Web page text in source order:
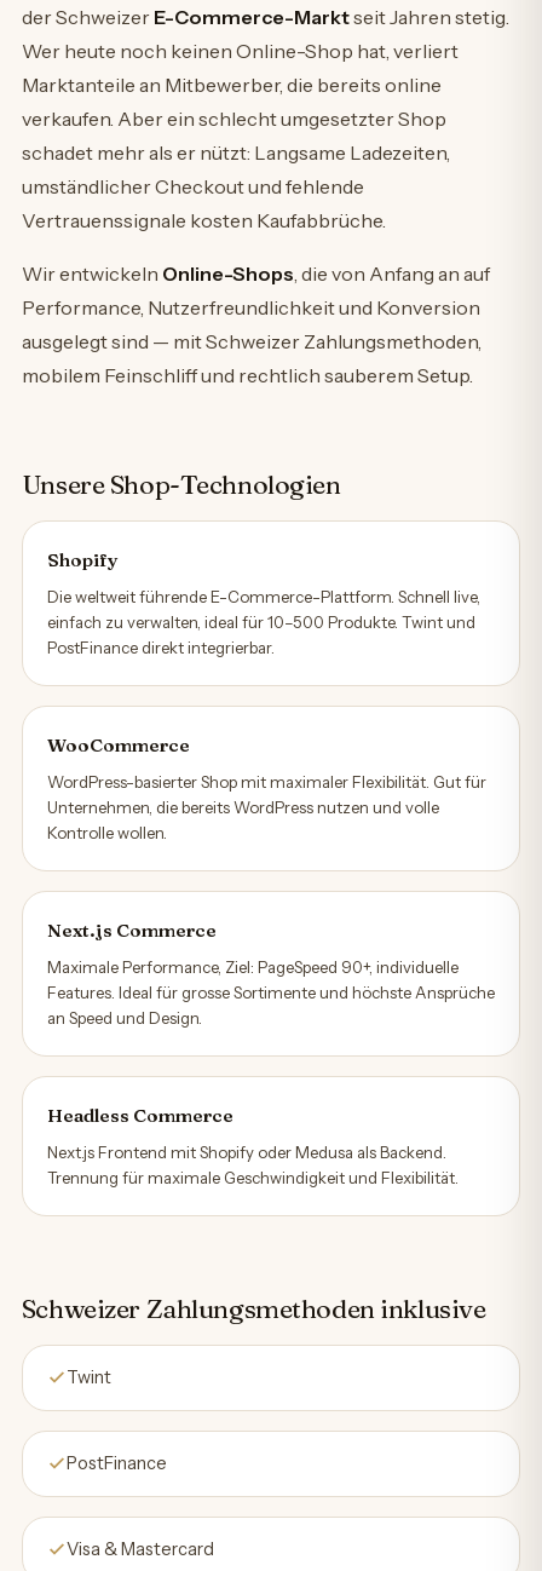
der Schweizer E-Commerce-Marktseit Jahren stetig.
Wer heute noch keinen Online-Shop hat, verliert
Marktanteile an Mitbewerber, die bereits online
verkaufen. Aber ein schlecht umgesetzter Shop
schadet mehr als er nützt: Langsame Ladezeiten,
umständlicher Checkout und fehlende
Vertrauenssignale kosten Kaufabbrüche.
Wir entwickeln Online-Shops , die von Anfang an auf
Performance, Nutzerfreundlichkeit und Konversion
ausgelegt sind — mit Schweizer Zahlungsmethoden,
mobilem Feinschliff und rechtlich sauberem Setup.
Unsere Shop-Technologien
Shopify
Die weltweit führende E-Commerce-Plattform. Schnell live,
einfach zu verwalten, ideal für 10–500 Produkte. Twint und
PostFinance direkt integrierbar.
WooCommerce
WordPress-basierter Shop mit maximaler Flexibilität. Gut für
Unternehmen, die bereits WordPress nutzen und volle
Kontrolle wollen.
Next.js Commerce
Maximale Performance, Ziel: PageSpeed 90+, individuelle
Features. Ideal für grosse Sortimente und höchste Ansprüche
an Speed und Design.
Headless Commerce
Next.js Frontend mit Shopify oder Medusa als Backend.
Trennung für maximale Geschwindigkeit und Flexibilität.
Schweizer Zahlungsmethoden inklusive
Twint
PostFinance
Visa & Mastercard